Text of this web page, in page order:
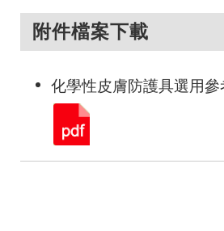
附件檔案下載
化學性皮膚防護具選用參